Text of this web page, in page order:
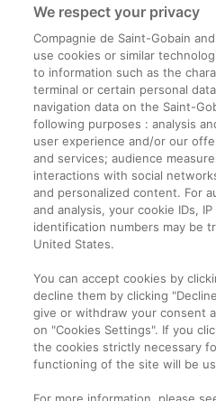
Informații legale
Termeni și condiții
Companie
Despre noi
Contact
We respect your privacy
Compagnie de Saint-Gobain
use cookies or similar
to information such as the
terminal or certain personal
navigation data on the Saint-
following purposes : analysis
user experience and/or our
and services; audience
interactions with social
and personalized content. For
and analysis, your cookie IDs,
identification numbers may be
United States.
You can accept cookies by
decline them by clicking
give or withdraw your consent
on "Cookies Settings". If you
the cookies strictly necessary
functioning of the site will be